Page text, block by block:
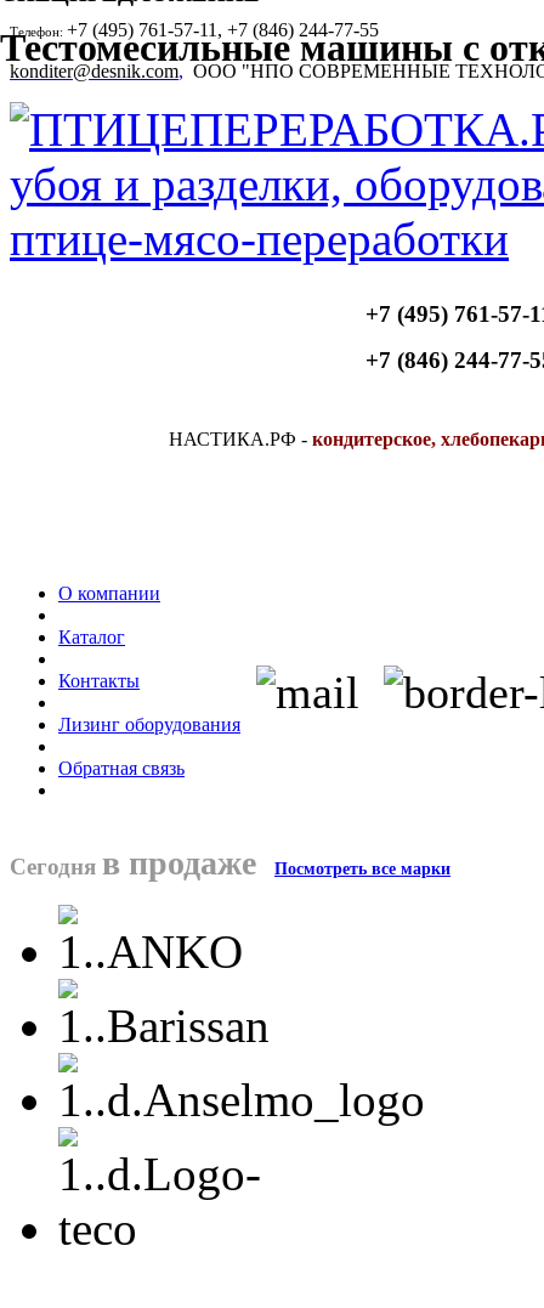
Телефон: +7 (495) 761-57-11, +7 (846) 244-77-55
konditer@desnik.com, ООО "НПО СОВРЕМЕННЫЕ
+7 (495) 761-57-
+7 (846) 244-77-
НАСТИКА.РФ - кондитерское,
О компании
Каталог
Контакты
Лизинг оборудования
Обратная связь
Сегодня в продаже Посмотреть все марки
Тестомесильные машины с